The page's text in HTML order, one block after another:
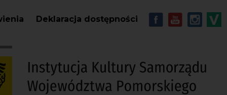
Deklaracja dostępności MENU -